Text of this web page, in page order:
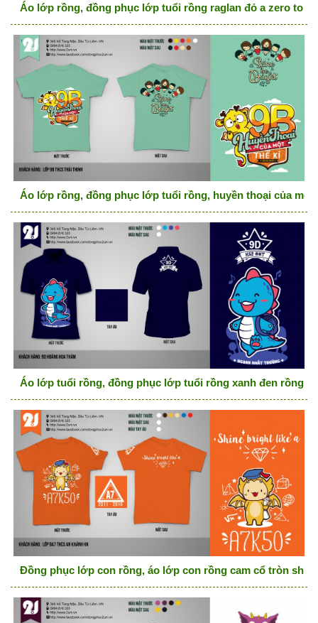
Áo lớp rồng, đồng phục lớp tuổi rồng raglan đỏ a zero to
Áo lớp rồng, đồng phục lớp tuổi rồng, huyền thoại của một
Áo lớp tuổi rồng, đồng phục lớp tuổi rồng xanh đen rồng
Đồng phục lớp con rồng, áo lớp con rồng cam cổ tròn